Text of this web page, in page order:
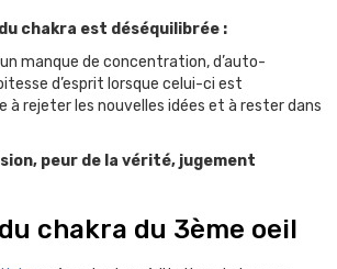
chakra est déséquilibrée :
manque de concentration, d’auto-
d’esprit lorsque celui-ci est
à rejeter les nouvelles idées et à rester dans
peur de la vérité, jugement
chakra du 3ème oeil